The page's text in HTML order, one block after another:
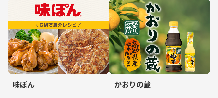
味ぽん かおりの蔵